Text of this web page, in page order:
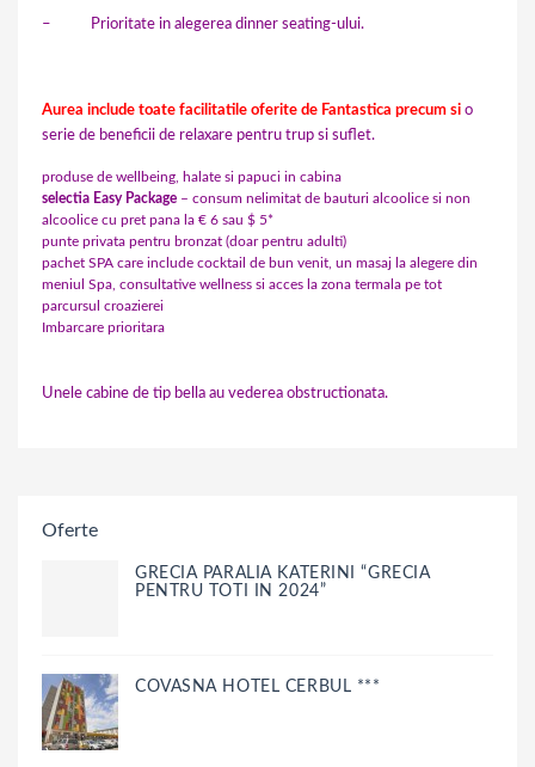
– Prioritate in alegerea dinner seating-ului.
Aurea include toate facilitatile oferite de Fantastica precum si o
serie de beneficii de relaxare pentru trup si suflet.
produse de wellbeing, halate si papuci in cabina
selectia Easy Package – consum nelimitat de bauturi alcoolice si non
alcoolice cu pret pana la € 6 sau $ 5*
punte privata pentru bronzat (doar pentru adulti)
pachet SPA care include cocktail de bun venit, un masaj la alegere din
meniul Spa, consultative wellness si acces la zona termala pe tot
parcursul croazierei
Imbarcare prioritara
Unele cabine de tip bella au vederea obstructionata.
Oferte
GRECIA PARALIA KATERINI “GRECIA
PENTRU TOTI IN 2024”
COVASNA HOTEL CERBUL ***